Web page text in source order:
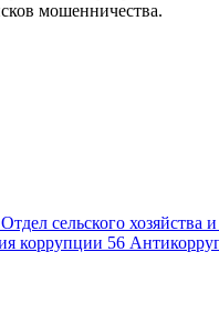
мошенничества.
Отдел сельского хозяйства
коррупции 56